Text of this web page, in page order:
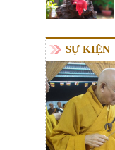
SỰ KIỆN